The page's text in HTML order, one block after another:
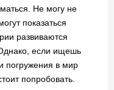
Не могу не
показаться
развиваются
если ищешь
погружения в мир
попробовать.